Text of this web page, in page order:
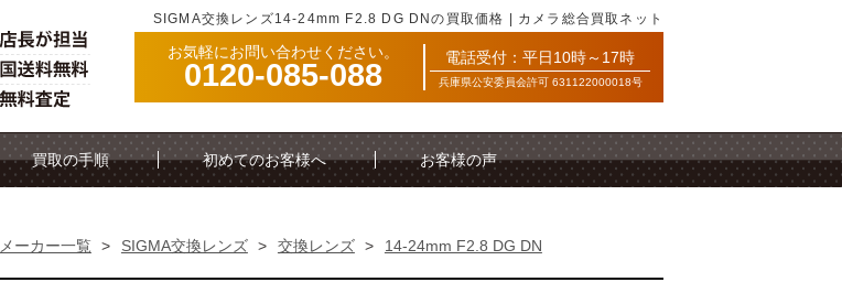
SIGMA交換レンズ14-24mm F2.8 DG DNの買取価格 | カメラ総合買取ネット
お気軽にお問い合わせください。
0120-085-088 電話受付：平日10時～17時
兵庫県公安委員会許可 631122000018号
買取の手順 初めてのお客様へ お客様の声
メーカー一覧 > SIGMA交換レンズ > 交換レンズ > 14-24mm F2.8 DG DN